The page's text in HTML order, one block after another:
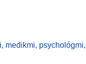
medikmi,